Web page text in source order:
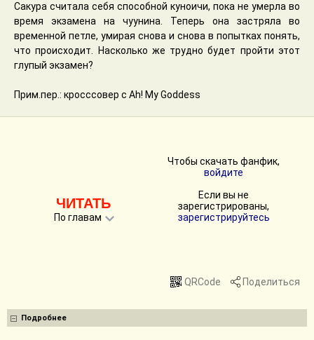
Сакура считала себя способной куноичи, пока не умерла во
время экзамена на чуунина. Теперь она застряла во
временной петле, умирая снова и снова в попытках понять,
что происходит. Насколько же трудно будет пройти этот
глупый экзамен?
Прим.пер.: кросссовер с Ah! My Goddess
ЧИТАТЬ
По главам
Чтобы скачать фанфик,
войдите
Если вы не
зарегистрированы,
зарегистрируйтесь
QRCode Поделиться
Подробнее